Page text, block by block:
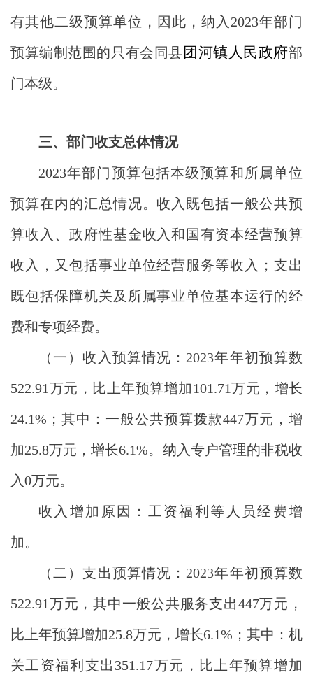
有其他二级预算单位，因此，纳入 2023年部门
预算编制范围的只有会同县团河镇人民政府部
门本级。
三、部门收支总体情况
2023年部门预算包括本级预算和所属单位
预算在内的汇总情况。收入既包括一般公共预
算收入、政府性基金收入和国有资本经营预算
收入，又包括事业单位经营服务等收入；支出
既包括保障机关及所属事业单位基本运行的经
费和专项经费。
（一）收入预算情况： 2023年年初预算数
522.91万元，比上年预算增加101.71万元，增长
24.1%；其中：一般公共预算拨款447万元，增
加25.8万元，增长6.1%。纳入专户管理的非税收
入0万元。
收入增加原因：工资福利等人员经费增
加。
（二）支出预算情况： 2023年年初预算数
522.91万元，其中一般公共服务支出447万元，
比上年预算增加25.8万元，增长6.1%；其中：机
关工资福利支出351.17万元，比上年预算增加